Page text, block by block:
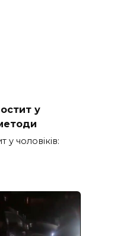
у
у чоловіків: